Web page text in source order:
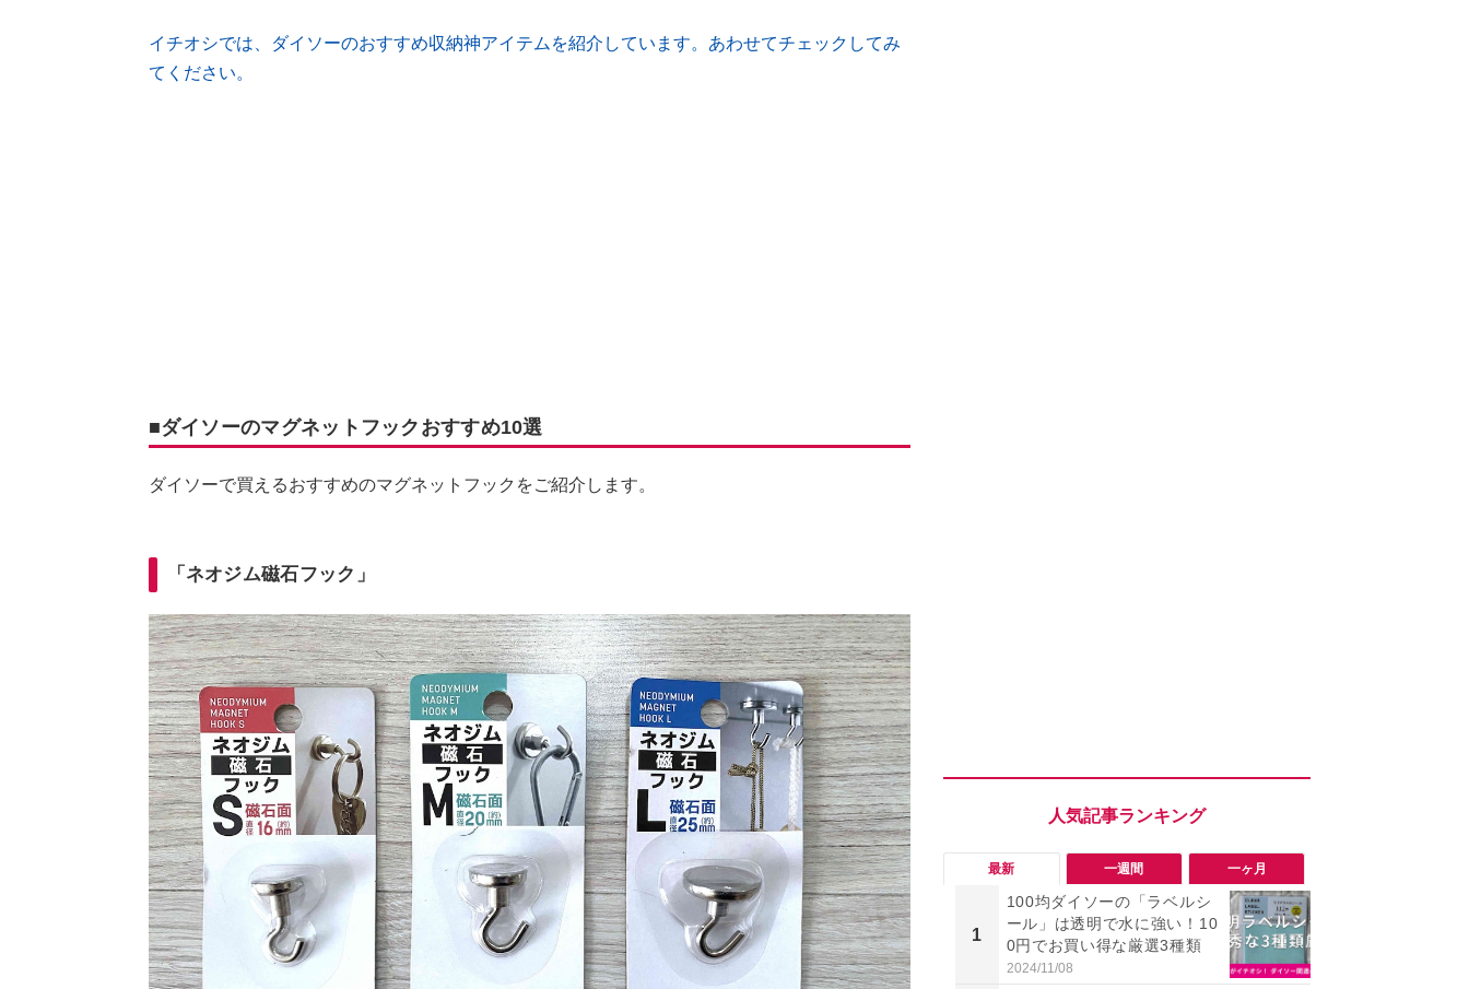
イチオシでは、ダイソーのおすすめ収納神アイテムを紹介しています。あわせてチェックしてみ
てください。
■ダイソーのマグネットフックおすすめ10選
ダイソーで買えるおすすめのマグネットフックをご紹介します。
「ネオジム磁石フック」
最新 一週間 一ヶ月
1
100均ダイソーの「ラベルシ
ール」は透明で水に強い！10
0円でお買い得な厳選3種類
2024/11/08